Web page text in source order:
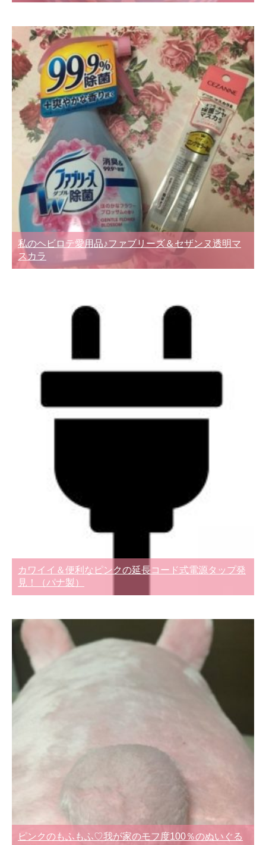
私のヘビロテ愛用品♪ファブリーズ＆セザンヌ透明マ
スカラ
カワイイ＆便利なピンクの延長コード式電源タップ発
見！（パナ製）
ピンクのもふもふ♡我が家のモフ度100％のぬいぐる